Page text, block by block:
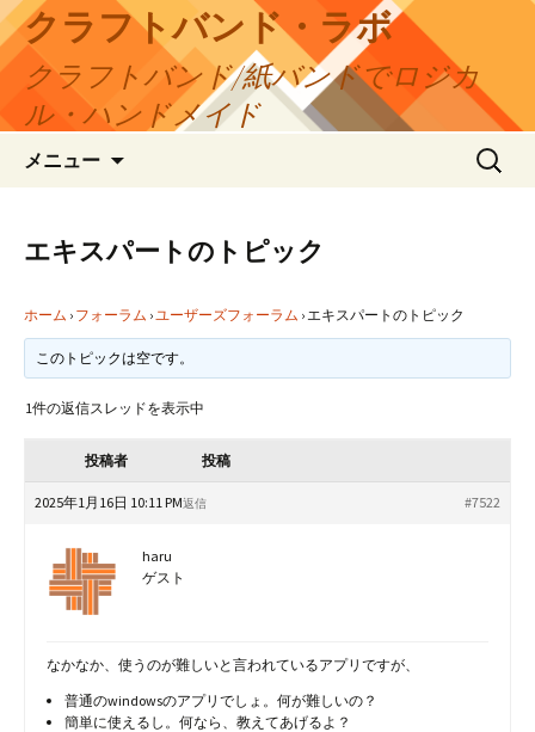
コ
ン
テ
ツ
ス
クラフトバンド・ラボ
クラフトバンド/紙バンドでロジカ
ル・ハンドメイド
メニュー
検
索:
エキスパートのトピック
ホーム › フォーラム ›ユーザーズフォーラム ›エキスパートのトピック
このトピックは空です。
1件の返信スレッドを表示中
投稿者 投稿
2025年1月16日 10:11 PM #7522
返信
haru
ゲスト
なかなか、使うのが難しいと言われているアプリですが、
普通のwindowsのアプリでしょ。何が難しいの？
簡単に使えるし。何なら、教えてあげるよ？